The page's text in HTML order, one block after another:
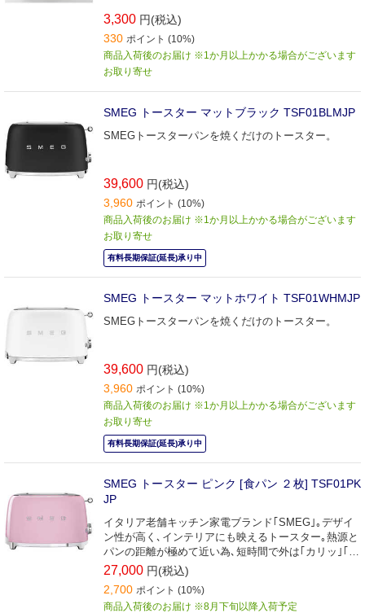
3,300 円(税込)
330 ポイント (10%)
商品入荷後のお届け ※1か月以上かかる場合がございます
お取り寄せ
SMEG トースター マットブラック TSF01BLMJP
SMEGトースターパンを焼くだけのトースター。
39,600 円(税込)
3,960 ポイント (10%)
商品入荷後のお届け ※1か月以上かかる場合がございます
お取り寄せ
有料長期保証(延長)承り中
SMEG トースター マットホワイト TSF01WHMJP
SMEGトースターパンを焼くだけのトースター。
39,600 円(税込)
3,960 ポイント (10%)
商品入荷後のお届け ※1か月以上かかる場合がございます
お取り寄せ
有料長期保証(延長)承り中
SMEG トースター ピンク [食パン ２枚] TSF01PK
JP
イタリア老舗キッチン家電ブランド｢SMEG｣｡デザイ
ン性が高く､インテリアにも映えるトースター｡熱源と
パンの距離が極めて近い為､短時間で外は｢カリッ｣｢中
はふんわりもちもち｣と美味しく焼き上げます｡
27,000 円(税込)
2,700 ポイント (10%)
商品入荷後のお届け ※8月下旬以降入荷予定